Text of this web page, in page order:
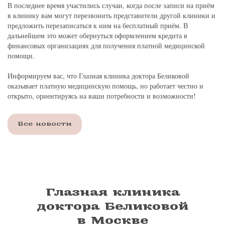
В последнее время участились случаи, когда после записи на приём
в клинику вам могут перезвонить представители другой клиники и
предложить перезаписаться к ним на бесплатный приём. В
дальнейшем это может обернуться оформлением кредита в
финансовых организациях для получения платной медицинской
помощи.
Информируем вас, что Глазная клиника доктора Беликовой
оказывает платную медицинскую помощь, но работает честно и
открыто, ориентируясь на ваши потребности и возможности!
Все новости
Глазная клиника
доктора Беликовой
в Москве